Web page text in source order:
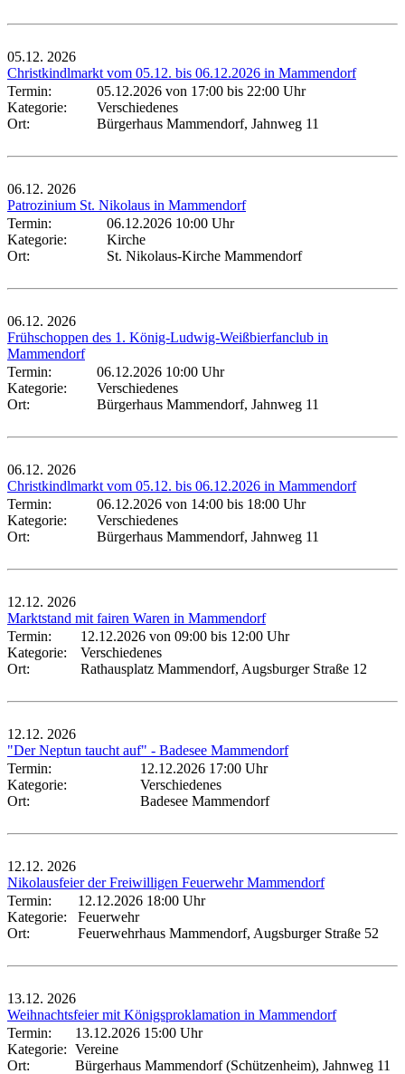
05.12. 2026
Christkindlmarkt vom 05.12. bis 06.12.2026 in Mammendorf
Termin:
05.12.2026 von 17:00 bis 22:00 Uhr
Kategorie:
Verschiedenes
Ort:
Bürgerhaus Mammendorf, Jahnweg 11
06.12. 2026
Patrozinium St. Nikolaus in Mammendorf
Termin:
06.12.2026 10:00 Uhr
Kategorie:
Kirche
Ort:
St. Nikolaus-Kirche Mammendorf
06.12. 2026
Frühschoppen des 1. König-Ludwig-Weißbierfanclub in
Mammendorf
Termin:
06.12.2026 10:00 Uhr
Kategorie:
Verschiedenes
Ort:
Bürgerhaus Mammendorf, Jahnweg 11
06.12. 2026
Christkindlmarkt vom 05.12. bis 06.12.2026 in Mammendorf
Termin:
06.12.2026 von 14:00 bis 18:00 Uhr
Kategorie:
Verschiedenes
Ort:
Bürgerhaus Mammendorf, Jahnweg 11
12.12. 2026
Marktstand mit fairen Waren in Mammendorf
Termin:
12.12.2026 von 09:00 bis 12:00 Uhr
Kategorie:
Verschiedenes
Ort:
Rathausplatz Mammendorf, Augsburger Straße 12
12.12. 2026
"Der Neptun taucht auf" - Badesee Mammendorf
Termin:
12.12.2026 17:00 Uhr
Kategorie:
Verschiedenes
Ort:
Badesee Mammendorf
12.12. 2026
Nikolausfeier der Freiwilligen Feuerwehr Mammendorf
Termin:
12.12.2026 18:00 Uhr
Kategorie:
Feuerwehr
Ort:
Feuerwehrhaus Mammendorf, Augsburger Straße 52
13.12. 2026
Weihnachtsfeier mit Königsproklamation in Mammendorf
Termin:
13.12.2026 15:00 Uhr
Kategorie: Vereine
Ort:
Bürgerhaus Mammendorf (Schützenheim), Jahnweg 11